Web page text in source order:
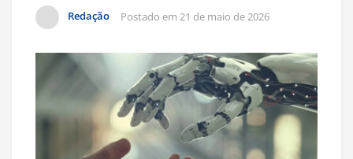
Redação Postado em 21 de maio de 2026